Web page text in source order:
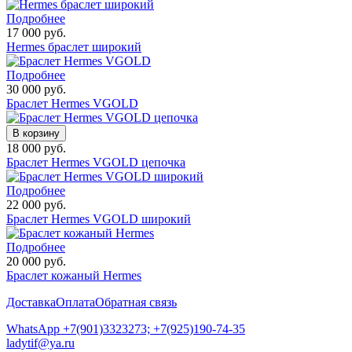
Подробнее
17 000 руб.
Hermes браслет широкий
Подробнее
30 000 руб.
Браслет Hermes VGOLD
В корзину
18 000 руб.
Браслет Hermes VGOLD цепочка
Подробнее
22 000 руб.
Браслет Hermes VGOLD широкий
Подробнее
20 000 руб.
Браслет кожаный Hermes
ДоставкаОплатаОбратная связь
WhatsApp +7(901)3323273; +7(925)190-74-35
ladytif@ya.ru